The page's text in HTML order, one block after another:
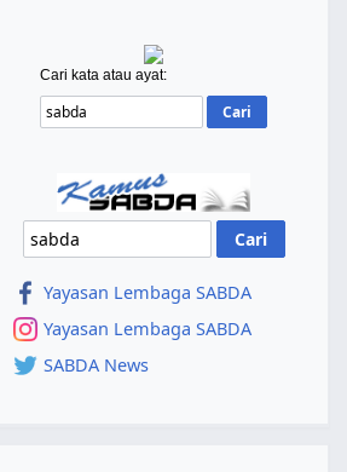
Cari kata atau ayat:
Yayasan Lembaga SABDA
Yayasan Lembaga SABDA
SABDA News